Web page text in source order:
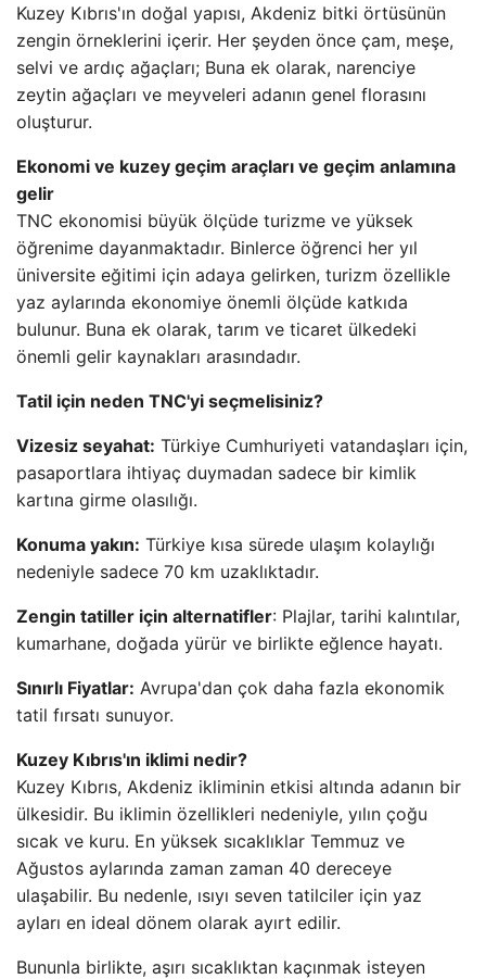
Kuzey Kıbrıs'ın doğal yapısı, Akdeniz bitki örtüsünün
zengin örneklerini içerir. Her şeyden önce çam, meşe,
selvi ve ardıç ağaçları; Buna ek olarak, narenciye
zeytin ağaçları ve meyveleri adanın genel florasını
oluşturur.
Ekonomi ve kuzey geçim araçları ve geçim anlamına
gelir
TNC ekonomisi büyük ölçüde turizme ve yüksek
öğrenime dayanmaktadır. Binlerce öğrenci her yıl
üniversite eğitimi için adaya gelirken, turizm özellikle
yaz aylarında ekonomiye önemli ölçüde katkıda
bulunur. Buna ek olarak, tarım ve ticaret ülkedeki
önemli gelir kaynakları arasındadır.
Tatil için neden TNC'yi seçmelisiniz?
Vizesiz seyahat: Türkiye Cumhuriyeti vatandaşları için,
pasaportlara ihtiyaç duymadan sadece bir kimlik
kartına girme olasılığı.
Konuma yakın: Türkiye kısa sürede ulaşım kolaylığı
nedeniyle sadece 70 km uzaklıktadır.
Zengin tatiller için alternatifler: Plajlar, tarihi kalıntılar,
kumarhane, doğada yürür ve birlikte eğlence hayatı.
Sınırlı Fiyatlar: Avrupa'dan çok daha fazla ekonomik
tatil fırsatı sunuyor.
Kuzey Kıbrıs'ın iklimi nedir?
Kuzey Kıbrıs, Akdeniz ikliminin etkisi altında adanın bir
ülkesidir. Bu iklimin özellikleri nedeniyle, yılın çoğu
sıcak ve kuru. En yüksek sıcaklıklar Temmuz ve
Ağustos aylarında zaman zaman 40 dereceye
ulaşabilir. Bu nedenle, ısıyı seven tatilciler için yaz
ayları en ideal dönem olarak ayırt edilir.
Bununla birlikte, aşırı sıcaklıktan kaçınmak isteyen